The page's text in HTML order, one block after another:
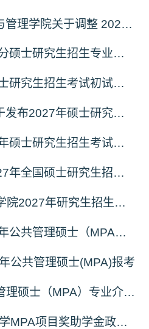
浙江海洋大学经济与管理学院关于调整 2027年硕士研究生招生考试初试科目的公告
关于调整2027年部分硕士研究生招生专业初试考试科目的公告（持续更新中）
关于公布2027年硕士研究生招生考试初试自命题科目考试大纲的通知
四川外国语大学关于发布2027年硕士研究生招生考试自命题科目大纲的公告
关于东华大学2027年硕士研究生招生考试（初试）招生目录拟调整公告（一）
南京中医药大学2027年全国硕士研究生招生考试初试自命题科目考试内容及参考书目
安徽工程大学人文学院2027年研究生招生简章
重庆理工大学2027年公共管理硕士（MPA）专业学位研究生（双证）报考
公共管理硕士(MPA)报考
南京医科大学公共管理硕士（MPA）专业介绍（2027年）
2027年上海理工大学MPA项目奖助学金政策发布